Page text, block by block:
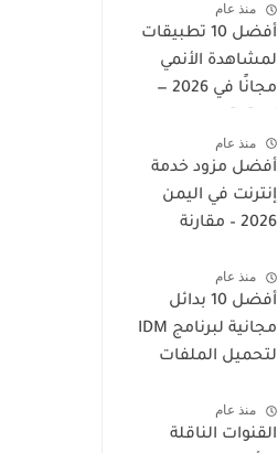
والجودة العالية
منذ عام
أفضل 10 تطبيقات
لمشاهدة الأنمي
مجانًا في 2026 —
بمسلسلاتك
المفضلة بدون تكلفة
منذ عام
أفضل مزود خدمة
إنترنت في اليمن
2026 – مقارنة
منذ عام
أفضل 10 بدائل
مجانية لبرنامج IDM
لتحميل الملفات
منذ عام
القنوات الناقلة